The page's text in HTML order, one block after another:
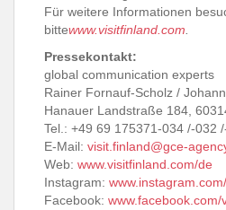
Für weitere Informationen
bittewww.visitfinland.com
Pressekontakt:
global communication experts
Rainer Fornauf-Scholz /
Hanauer Landstraße 184,
Tel.: +49 69 175371-034 /-032
E-Mail: visit.finland@gce-
Web: www.visitfinland.com/de
Instagram:
Facebook: www.facebook.com/